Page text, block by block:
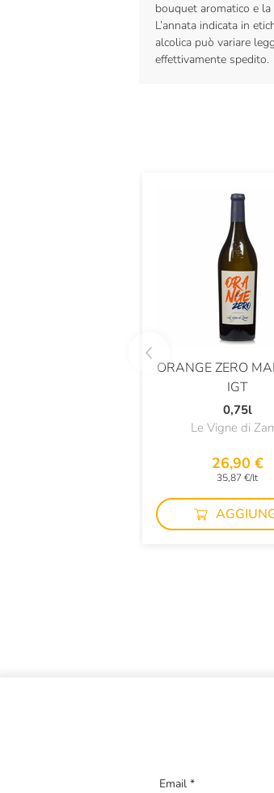
bouquet aromatico e
L’annata indicata in
alcolica può variare
effettivamente spedito.
ORANGE ZERO
IGT
0,75l
Le Vigne di
26,90 €
35,87 €/lt
Email *